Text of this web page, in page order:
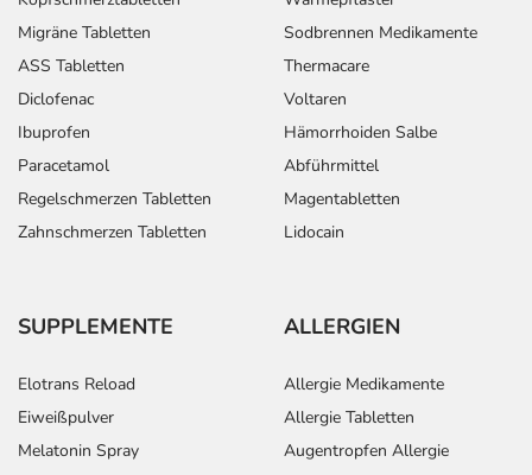
Migräne Tabletten
ASS Tabletten
Diclofenac
Ibuprofen
Paracetamol
Regelschmerzen Tabletten
Zahnschmerzen Tabletten
Sodbrennen Medikamente
Thermacare
Voltaren
Hämorrhoiden Salbe
Abführmittel
Magentabletten
Lidocain
SUPPLEMENTE
Elotrans Reload
Eiweißpulver
Melatonin Spray
ALLERGIEN
Allergie Medikamente
Allergie Tabletten
Augentropfen Allergie